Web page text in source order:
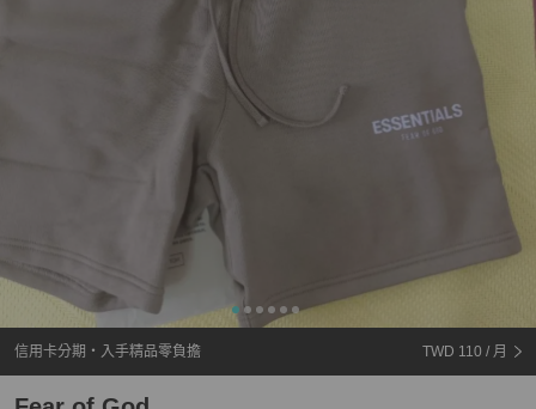
信用卡分期・入手精品零負擔 TWD 110 / 月